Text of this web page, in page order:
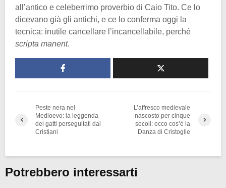
all’antico e celeberrimo proverbio di Caio Tito. Ce lo
dicevano già gli antichi, e ce lo conferma oggi la
tecnica: inutile cancellare l’incancellabile, perché
scripta manent.
Peste nera nel
Medioevo: la leggenda
dei gatti perseguitati dai
Cristiani
L’affresco medievale
nascosto per cinque
secoli: ecco cos’è la
Danza di Cristoglie
Potrebbero interessarti